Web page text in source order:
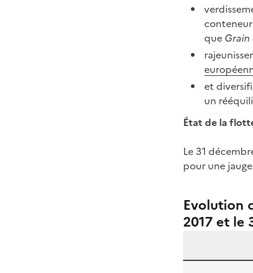
que Grain
et
un
État de la
Le 31
pour une
Evolution
2017 et le